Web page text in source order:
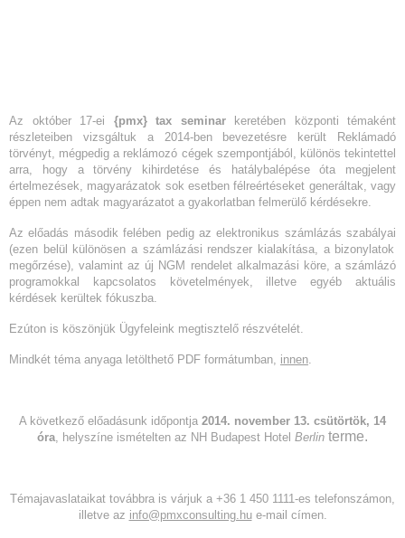
Az október 17-ei {pmx} tax seminar
keretében központi témaként
részleteiben vizsgáltuk a 2014-ben bevezetésre került Reklámadó
törvényt, mégpedig a reklámozó cégek szempontjából, különös tekintettel
arra, hogy a törvény kihirdetése és hatálybalépése óta megjelent
értelmezések, magyarázatok sok esetben félreértéseket generáltak, vagy
éppen nem adtak magyarázatot a gyakorlatban felmerülő kérdésekre.
Az előadás második felében pedig az elektronikus számlázás szabályai
(ezen belül különösen a számlázási rendszer kialakítása, a bizonylatok
megőrzése), valamint az új NGM rendelet alkalmazási köre, a számlázó
programokkal kapcsolatos követelmények, illetve egyéb aktuális
kérdések kerültek fókuszba.
Ezúton is köszönjük Ügyfeleink megtisztelő részvételét.
Mindkét téma anyaga letölthető PDF formátumban, innen.
A következő előadásunk időpontja 2014. november 13. csütörtök, 14
óra, helyszíne ismételten az NH Budapest Hotel Berlin terme.
Témajavaslataikat továbbra is várjuk a +36 1 450 1111-es telefonszámon,
illetve az info@pmxconsulting.hue-mail címen.